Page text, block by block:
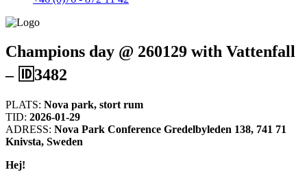
Champions day @ 260129 with Vattenfall
– 🆔3482
PLATS: Nova park, stort rum
TID: 2026-01-29
ADRESS: Nova Park Conference Gredelbyleden 138, 741 71
Knivsta, Sweden
Hej!